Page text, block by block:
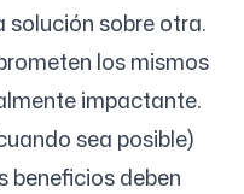
solución sobre otra.
los mismos
impactante.
sea posible)
beneficios deben